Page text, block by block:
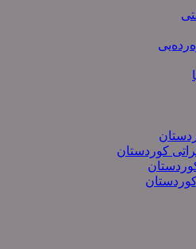
کوردستان